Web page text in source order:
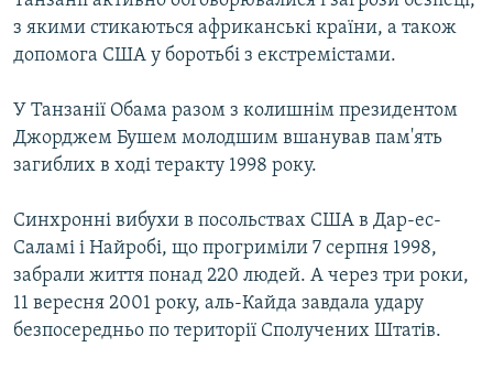
з якими стикаються африканські країни, а також
допомога США у боротьбі з екстремістами.
У Танзанії Обама разом з колишнім президентом
Джорджем Бушем молодшим вшанував пам'ять
загиблих в ході теракту 1998 року.
Синхронні вибухи в посольствах США в Дар-ес-
Саламі і Найробі, що прогриміли 7 серпня 1998,
забрали життя понад 220 людей. А через три роки,
11 вересня 2001 року, аль-Кайда завдала удару
безпосередньо по території Сполучених Штатів.